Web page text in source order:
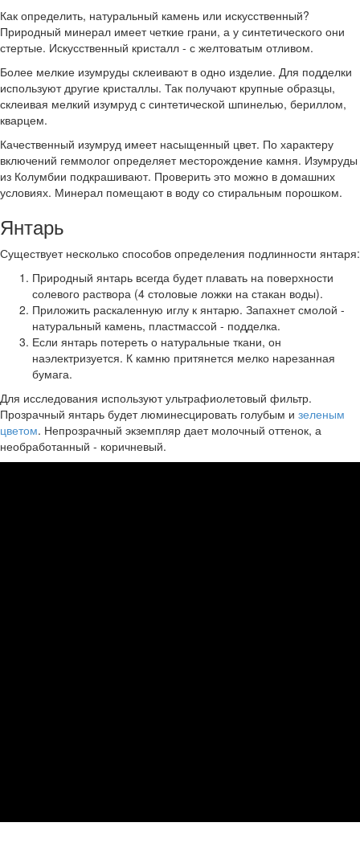
Как определить, натуральный камень или искусственный?
Природный минерал имеет четкие грани, а у синтетического они
стертые. Искусственный кристалл - с желтоватым отливом.
Более мелкие изумруды склеивают в одно изделие. Для подделки
используют другие кристаллы. Так получают крупные образцы,
склеивая мелкий изумруд с синтетической шпинелью, бериллом,
кварцем.
Качественный изумруд имеет насыщенный цвет. По характеру
включений геммолог определяет месторождение камня. Изумруды
из Колумбии подкрашивают. Проверить это можно в домашних
условиях. Минерал помещают в воду со стиральным порошком.
Янтарь
Существует несколько способов определения подлинности янтаря:
Природный янтарь всегда будет плавать на поверхности
солевого раствора (4 столовые ложки на стакан воды).
Приложить раскаленную иглу к янтарю. Запахнет смолой -
натуральный камень, пластмассой - подделка.
Если янтарь потереть о натуральные ткани, он
наэлектризуется. К камню притянется мелко нарезанная
бумага.
Для исследования используют ультрафиолетовый фильтр.
Прозрачный янтарь будет люминесцировать голубым и зеленым
цветом. Непрозрачный экземпляр дает молочный оттенок, а
необработанный - коричневый.